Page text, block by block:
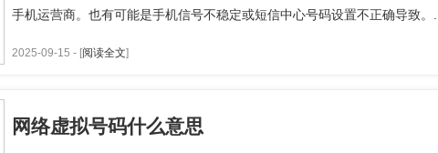
手机运营商。也有可能是手机信号不稳定或短信中心号码设置不正确导致。...
2025-09-15 - [阅读全文]
网络虚拟号码什么意思